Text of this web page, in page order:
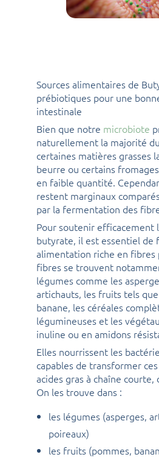
Sources alimentaires de
prébiotiques pour une
intestinale
Bien que notre microbiote
naturellement la majorité
certaines matières grasses
beurre ou certains
en faible quantité.
restent marginaux
par la fermentation des
Pour soutenir efficacement
butyrate, il est essentiel de
alimentation riche en fibres
fibres se trouvent
légumes comme les
artichauts, les fruits tels
banane, les céréales
légumineuses et les
inuline ou en amidons
Elles nourrissent les
capables de transformer
acides gras à chaîne
On les trouve dans :
les légumes (asperges,
poireaux)
les fruits (pommes,